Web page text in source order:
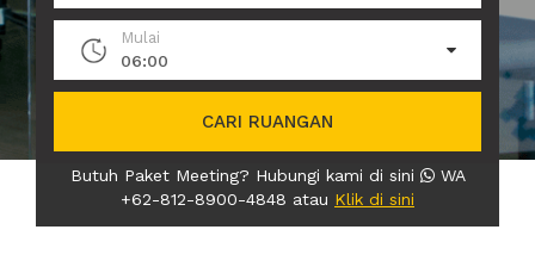
Mulai
06:00
CARI RUANGAN
Butuh Paket Meeting? Hubungi kami di sini
WA
+62-812-8900-4848 atau Klik di sini